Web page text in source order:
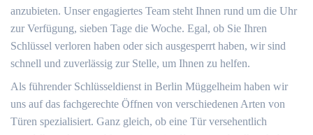
anzubieten. Unser engagiertes Team steht Ihnen rund um die Uhr
zur Verfügung, sieben Tage die Woche. Egal, ob Sie Ihren
Schlüssel verloren haben oder sich ausgesperrt haben, wir sind
schnell und zuverlässig zur Stelle, um Ihnen zu helfen.
Als führender Schlüsseldienst in Berlin Müggelheim haben wir
uns auf das fachgerechte Öffnen von verschiedenen Arten von
Türen spezialisiert. Ganz gleich, ob eine Tür versehentlich